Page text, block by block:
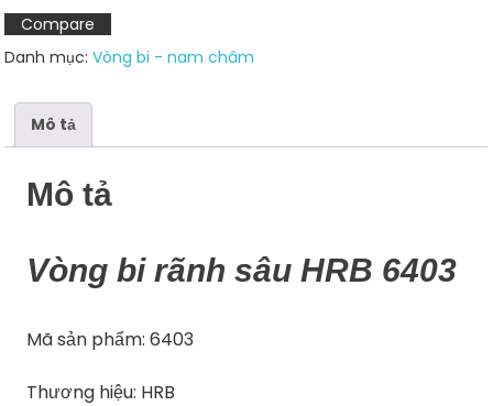
6403
số
lượng
Compare
Danh mục:Vòng bi - nam châm
Mô tả
Mô tả
Vòng bi rãnh sâu HRB 6403
Mã sản phẩm: 6403
Thương hiệu: HRB